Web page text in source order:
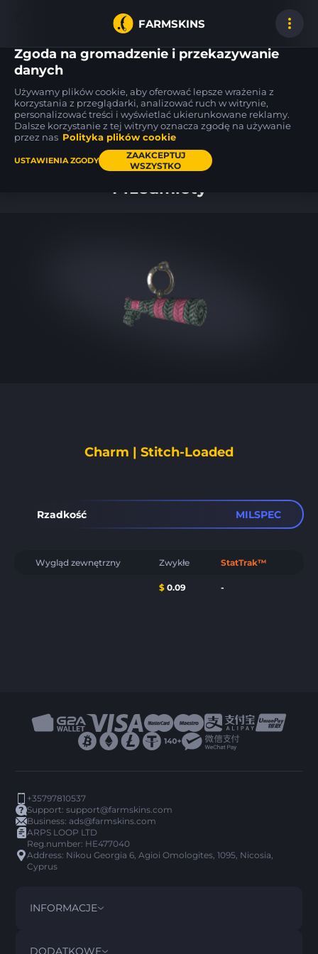
FARMSKINS
7
SSG 08
Mainframe 001 BS
M4A1-S
Nitro WW
SSG 08
Mainframe 001
Przedmioty
Charm | Stitch-Loaded
Rzadkość MILSPEC
Wygląd zewnętrzny Zwykłe StatTrak™
$ 0.09 -
+35797810537
Support:support@farmskins.com
Business:ads@farmskins.com
ARPS LOOP LTD
Reg.number: HE477040
Address: Nikou Georgia 6, Agioi Omologites, 1095, Nicosia,
Cyprus
INFORMACJE
REGULAMIN
DODATKOWE
Zgoda na gromadzenie i przekazywanie
danych
Używamy plików cookie, aby oferować lepsze wrażenia z
korzystania z przeglądarki, analizować ruch w witrynie,
personalizować treści i wyświetlać ukierunkowane reklamy.
Dalsze korzystanie z tej witryny oznacza zgodę na używanie
przez nas Polityka plików cookie
USTAWIENIA ZGODY
ZAAKCEPTUJ
WSZYSTKO